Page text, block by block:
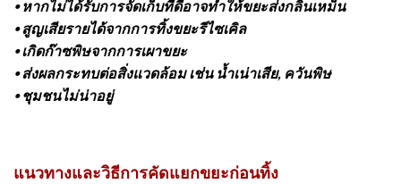
⦁ หากไม่ได้รับการจัดเก็บที่ดีอาจทำให้ขยะส่งกลิ่นเหม็น
⦁ สูญเสียรายได้จากการทิ้งขยะรีไซเคิล
⦁ เกิดก๊าซพิษจากการเผาขยะ
⦁ ส่งผลกระทบต่อสิ่งแวดล้อม เช่น น้ำเน่าเสีย, ควันพิษ
⦁ ชุมชนไม่น่าอยู่
แนวทางและวิธีการคัดแยกขยะก่อนทิ้ง